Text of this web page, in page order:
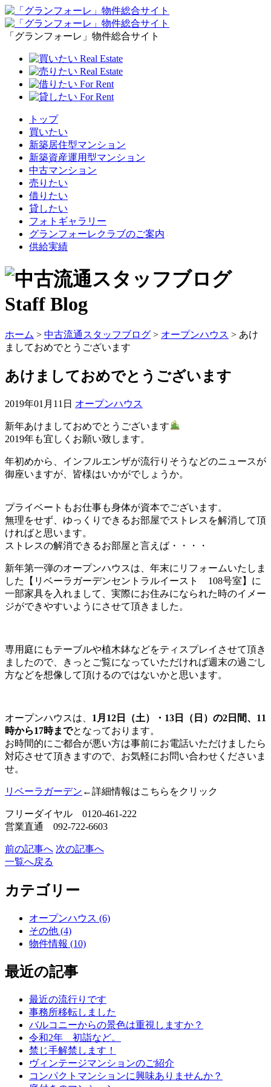
「グランフォーレ」物件総合サイト
トップ
買いたい
新築居住型マンション
新築資産運用型マンション
中古マンション
売りたい
借りたい
貸したい
フォトギャラリー
グランフォーレクラブのご案内
供給実績
Staff Blog
ホーム > 中古流通スタッフブログ > オープンハウス > あけ
ましておめでとうございます
あけましておめでとうございます
2019年01月11日 オープンハウス
新年あけましておめでとうございます
2019年も宜しくお願い致します。
年初めから、インフルエンザが流行りそうなどのニュースが
御座いますが、皆様はいかがでしょうか。
プライベートもお仕事も身体が資本でございます。
無理をせず、ゆっくりできるお部屋でストレスを解消して頂
ければと思います。
ストレスの解消できるお部屋と言えば・・・・
新年第一弾のオープンハウスは、年末にリフォームいたしま
した【リベーラガーデンセントラルイースト 108号室】に
一部家具を入れまして、実際にお住みになられた時のイメー
ジができやすいようにさせて頂きました。
専用庭にもテーブルや植木鉢などをティスプレイさせて頂き
ましたので、きっとご覧になっていただければ週末の過ごし
方などを想像して頂けるのではないかと思います。
オープンハウスは、 1月12日（土）・13日（日）の2日間、11
時から17時までとなっております。
お時間的にご都合が悪い方は事前にお電話いただけましたら
対応させて頂きますので、お気軽にお問い合わせくださいま
せ。
リベーラガーデン ←詳細情報はこちらをクリック
フリーダイヤル 0120-461-222
営業直通 092-722-6603
前の記事へ 次の記事へ
一覧へ戻る
カテゴリー
オープンハウス (6)
その他 (4)
物件情報 (10)
最近の記事
最近の流行りです
事務所移転しました
バルコニーからの景色は重視しますか？
令和2年 初詣など。
禁じ手解禁します！
ヴィンテージマンションのご紹介
コンパクトマンションに興味ありませんか？